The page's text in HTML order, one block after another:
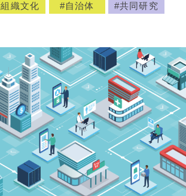
組織文化 自治体 共同研究